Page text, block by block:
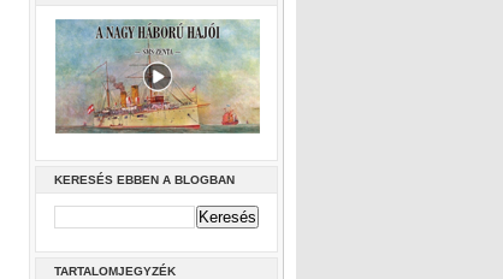
KERESÉS EBBEN A BLOGBAN
TARTALOMJEGYZÉK